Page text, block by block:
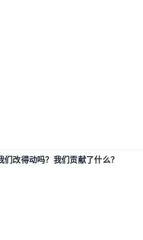
改得动吗？我们贡献了什么？